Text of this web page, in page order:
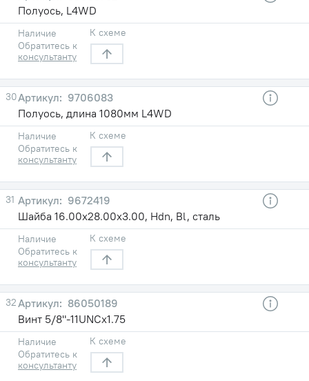
Полуось, L4WD
Наличие
Обратитесь к
консультанту
К схеме
30
9706083
Полуось, длина 1080мм L4WD
Наличие
Обратитесь к
консультанту
К схеме
31
9672419
Шайба 16.00х28.00х3.00, Hdn, Bl, сталь
Наличие
Обратитесь к
консультанту
К схеме
32
86050189
Винт 5/8"-11UNCх1.75
Наличие
Обратитесь к
консультанту
К схеме